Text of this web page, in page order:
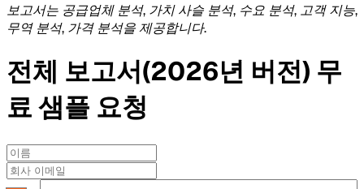
보고서는 공급업체 분석, 가치 사슬 분석, 수요 분석, 고객 지능,
무역 분석, 가격 분석을 제공합니다.
전체 보고서(2026년 버전) 무
료 샘플 요청